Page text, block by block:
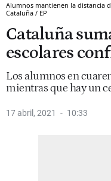
Alumnos mantienen la distancia
Cataluña / EP
Cataluña
escolares
Los alumnos en
mientras que hay un
17 abril, 2021 10:33